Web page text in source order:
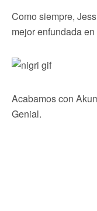
Como siempre,
mejor enfundada
Acabamos con
Genial.